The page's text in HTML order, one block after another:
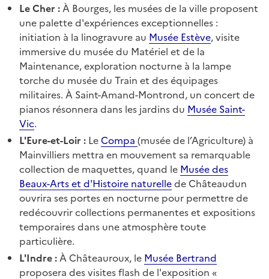
Le Cher :À Bourges, les musées de la ville proposent
une palette d'expériences exceptionnelles :
initiation à la linogravure au Musée Estève, visite
immersive du musée du Matériel et de la
Maintenance, exploration nocturne à la lampe
torche du musée du Train et des équipages
militaires. À Saint-Amand-Montrond, un concert de
pianos résonnera dans les jardins du Musée Saint-
Vic.
L'Eure-et-Loir : LeCompa (musée de l’Agriculture) à
Mainvilliers mettra en mouvement sa remarquable
collection de maquettes, quand le Musée des
Beaux-Arts et d'Histoire naturellede Châteaudun
ouvrira ses portes en nocturne pour permettre de
redécouvrir collections permanentes et expositions
temporaires dans une atmosphère toute
particulière.
L'Indre :À Châteauroux, le Musée Bertrand
proposera des visites flash de l'exposition «